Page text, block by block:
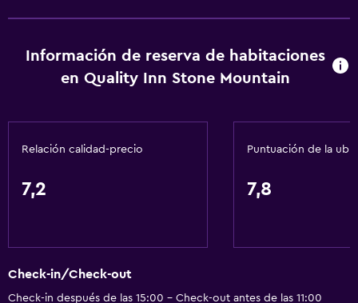
Mascotas permitidas bajo consulta (pueden aplicar cargos
Ducha adaptada para silla de ruedas
Estacionamiento accesible
Tetera/cafetera
Nevera
Cafetera
Información de reserva de habitaciones
en Quality Inn Stone Mountain
Relación calidad-precio
7,2
Puntuación de la
7,8
Check-in/Check-out
Check-in después de las 15:00 - Check-out antes de las 11:00